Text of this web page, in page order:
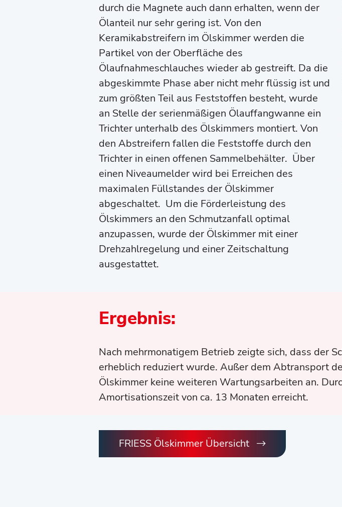
durch die Magnete auch dann erhalten, wenn der
Ölanteil nur sehr gering ist. Von den
Keramikabstreifern im Ölskimmer werden die
Partikel von der Oberfläche des
Ölaufnahmeschlauches wieder ab gestreift. Da die
abgeskimmte Phase aber nicht mehr flüssig ist und
zum größten Teil aus Feststoffen besteht, wurde
an Stelle der serienmäßigen Ölauffangwanne ein
Trichter unterhalb des Ölskimmers montiert. Von
den Abstreifern fallen die Feststoffe durch den
Trichter in einen offenen Sammelbehälter. Über
einen Niveaumelder wird bei Erreichen des
maximalen Füllstandes der Ölskimmer
abgeschaltet. Um die Förderleistung des
Ölskimmers an den Schmutzanfall optimal
anzupassen, wurde der Ölskimmer mit einer
Drehzahlregelung und einer Zeitschaltung
ausgestattet.
Ergebnis:
Nach mehrmonatigem Betrieb zeigte sich, dass der
erheblich reduziert wurde. Außer dem Abtransport
Ölskimmer keine weiteren Wartungsarbeiten an.
Amortisationszeit von ca. 13 Monaten erreicht.
FRIESS Ölskimmer Übersicht